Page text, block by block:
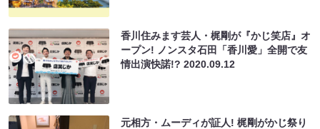
香川住みます芸人・梶剛が『かじ笑店』オ
ープン! ノンスタ石田「香川愛」全開で友
情出演快諾!?2020.09.12
元相方・ムーディが証人! 梶剛がかじ祭り